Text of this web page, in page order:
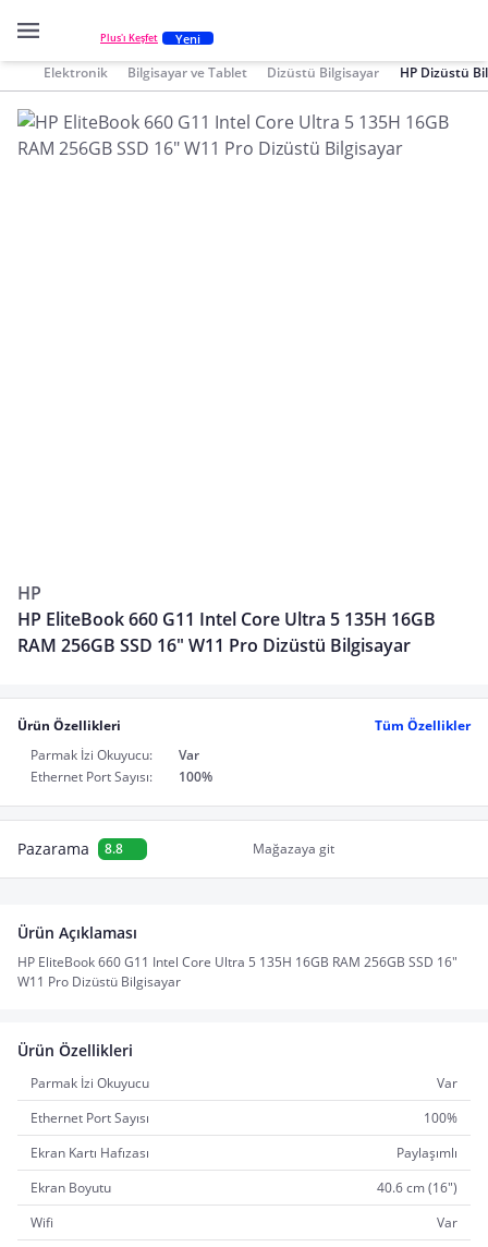
Plus'ı Keşfet Yeni
Elektronik Bilgisayar ve Tablet Dizüstü Bilgisayar HP Dizüstü
HP
HP EliteBook 660 G11 Intel Core Ultra 5 135H 16GB
RAM 256GB SSD 16" W11 Pro Dizüstü Bilgisayar
Ürün Özellikleri
Tüm Özellikler
Parmak İzi Okuyucu:
Var
Ethernet Port Sayısı:
100%
Pazarama 8.8 Mağazaya git
Ürün Açıklaması
HP EliteBook 660 G11 Intel Core Ultra 5 135H 16GB RAM 256GB SSD 16"
W11 Pro Dizüstü Bilgisayar
Ürün Özellikleri
Parmak İzi Okuyucu
Var
Ethernet Port Sayısı
100%
Ekran Kartı Hafızası
Paylaşımlı
Ekran Boyutu
40.6 cm (16")
Wifi
Var